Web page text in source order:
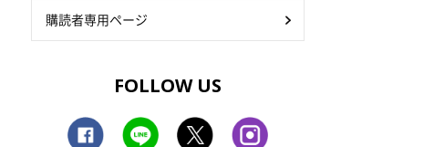
購読者専用ページ
FOLLOW US